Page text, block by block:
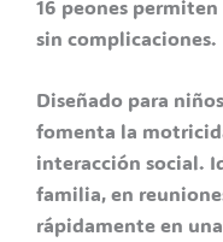
16 peones
sin complicaciones.
Diseñado para
fomenta la
interacción social.
familia, en
rápidamente en